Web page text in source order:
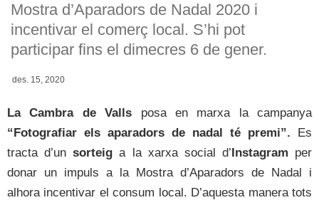
Mostra d’Aparadors de Nadal 2020 i
incentivar el comerç local. S’hi pot
participar fins el dimecres 6 de gener.
des. 15, 2020
La Cambra de Valls posa en marxa la campanya
“Fotografiar els aparadors de nadal té premi”. Es
tracta d’unsorteig a la xarxa social d’ Instagram per
donar un impuls a la Mostra d’Aparadors de Nadal i
alhora incentivar el consum local. D’aquesta manera tots